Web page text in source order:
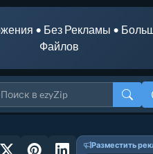
• Без Рекламы •
Файлов
Разместить